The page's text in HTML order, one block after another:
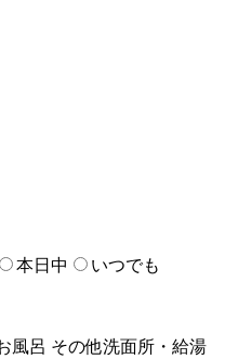
本日中 いつでも
風呂 その他洗面所・給湯